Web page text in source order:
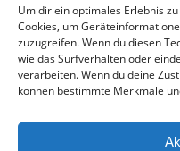
Um dir ein optimales Erlebnis
Cookies, um
zuzugreifen. Wenn du diesen
wie das Surfverhalten oder
verarbeiten. Wenn du deine
können bestimmte Merkmale
30. Juli 2026
Deine Spielminute: 89+1
28. Juli 2026
Neuer Rückensponsor
Neue Podcast-Folge: So